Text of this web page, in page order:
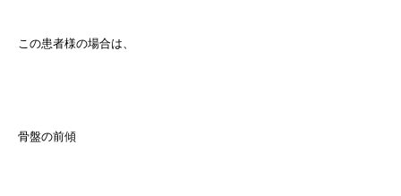
この患者様の場合は、
骨盤の前傾